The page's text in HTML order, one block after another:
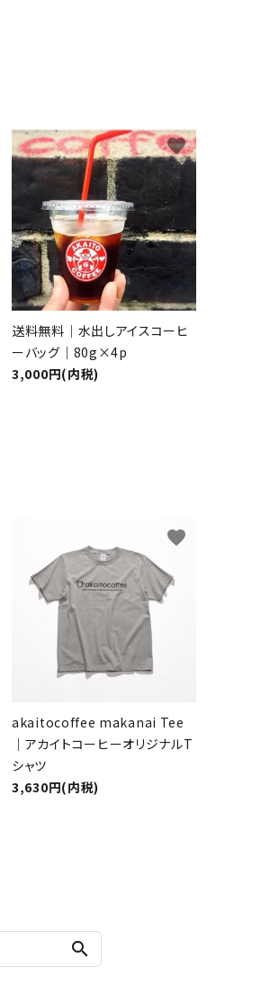
送料無料｜水出しアイスコーヒ
ーバッグ｜80g×4p
3,000円(内税)
favorite
akaitocoffee makanai Tee
｜アカイトコーヒーオリジナルT
シャツ
3,630円(内税)
favorite
search